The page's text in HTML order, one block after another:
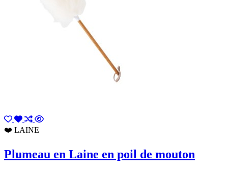
❤️ LAINE
Plumeau en Laine en poil de mouton